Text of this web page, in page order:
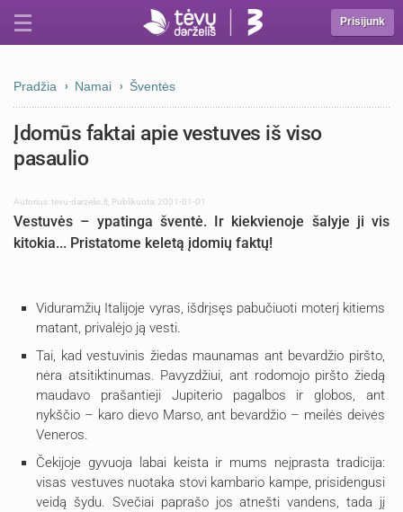
Prisijunk
Pradžia Namai Šventės
Įdomūs faktai apie vestuves iš viso
pasaulio
Autorius:tevu-darzelis.lt Publikuota: 2001-01-01
Vestuvės – ypatinga šventė. Ir kiekvienoje šalyje ji vis
kitokia... Pristatome keletą įdomių faktų!
Viduramžių Italijoje vyras, išdrįsęs pabučiuoti moterį kitiems
matant, privalėjo ją vesti.
Tai, kad vestuvinis žiedas maunamas ant bevardžio piršto,
nėra atsitiktinumas. Pavyzdžiui, ant rodomojo piršto žiedą
maudavo prašantieji Jupiterio pagalbos ir globos, ant
nykščio – karo dievo Marso, ant bevardžio – meilės deivės
Veneros.
Čekijoje gyvuoja labai keista ir mums neįprasta tradicija:
visas vestuves nuotaka stovi kambario kampe, prisidengusi
veidą šydu. Svečiai paprašo jos atnešti vandens, tada jį